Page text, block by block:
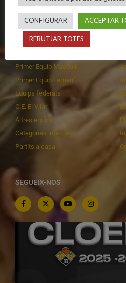
CALENDARIS
Primer Equip Masculí
Primer Equip Femení
Equips federats
C.E. El Vilar
Altres equips
Categories inferiors
Partits a casa
SEGUEIX-NOS
CONFIGURAR ACCEPTAR
REBUTJAR TOTES